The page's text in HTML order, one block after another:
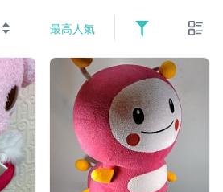
最高人氣